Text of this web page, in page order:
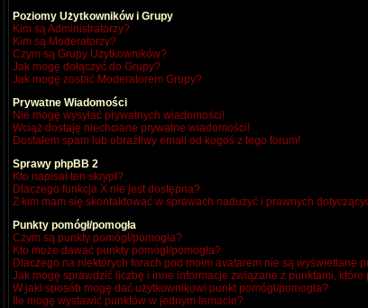
Poziomy Użytkowników i Grupy
Kim są Administratorzy?
Kim są Moderatorzy?
Czym są Grupy Użytkowników?
Jak mogę dołączyć do Grupy?
Jak mogę zostać Moderatorem Grupy?
Prywatne Wiadomości
Nie mogę wysyłać prywatnych wiadomości!
Wciąż dostaję niechciane prywatne wiadomości!
Dostałem spam lub obraźliwy email od kogoś z tego forum!
Sprawy phpBB 2
Kto napisał ten skrypt?
Dlaczego funkcja X nie jest dostępna?
Z kim mam się skontaktować w sprawach nadużyć i prawnych
Punkty pomógł/pomogła
Czym są punkty pomógł/pomogła?
Kto może dawać punkty pomógł/pomogła?
Dlaczego na niektórych forach pod moim avatarem nie są wyświetlane
Jak mogę sprawdzić liczbę i inne informacje związane z punktami,
W jaki sposób mogę dać użytkownikowi punkt pomógł/pomogła?
Ile mogę wystawić punktów w jednym temacie?